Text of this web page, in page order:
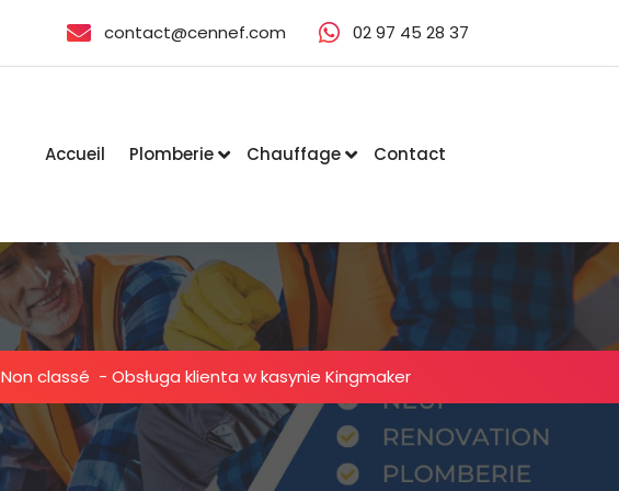
contact@cennef.com 02 97 45 28 37
Accueil Plomberie Chauffage Contact
Non classé - Obsługa klienta w kasynie Kingmaker